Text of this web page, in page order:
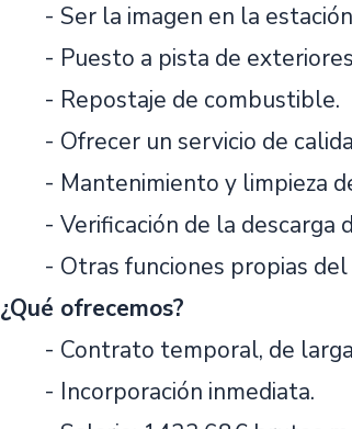
- Ser la imagen en la
- Puesto a pista de
- Repostaje de combustible.
- Ofrecer un servicio de
- Mantenimiento y limpieza
- Verificación de la descarga
- Otras funciones propias
¿Qué ofrecemos?
- Contrato temporal, de
- Incorporación inmediata.